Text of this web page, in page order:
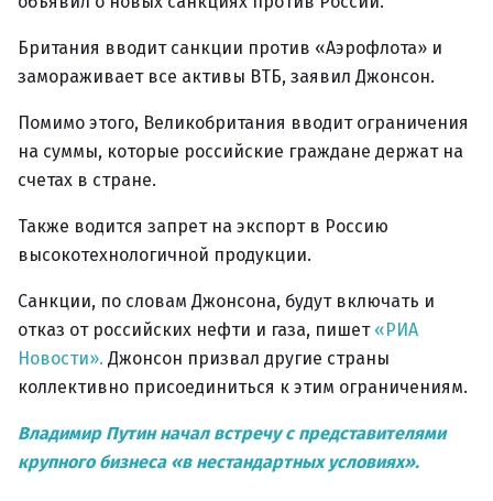
Британия вводит санкции против «Аэрофлота» и
замораживает все активы ВТБ, заявил Джонсон.
Помимо этого, Великобритания вводит ограничения
на суммы, которые российские граждане держат на
счетах в стране.
Также водится запрет на экспорт в Россию
высокотехнологичной продукции.
Санкции, по словам Джонсона, будут включать и
отказ от российских нефти и газа, пишет «РИА
Новости». Джонсон призвал другие страны
коллективно присоединиться к этим ограничениям.
Владимир Путин начал встречу с представителями
крупного бизнеса «в нестандартных условиях».